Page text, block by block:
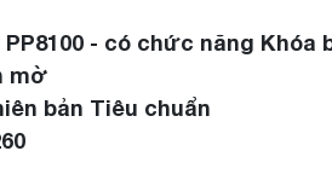
- có chức năng Khóa
mờ
bản Tiêu chuẩn